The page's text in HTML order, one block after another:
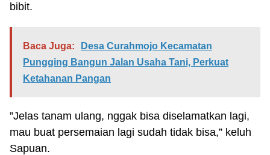
bibit.
Baca Juga:
Desa Curahmojo Kecamatan
Pungging Bangun Jalan Usaha Tani, Perkuat
Ketahanan Pangan
”Jelas tanam ulang, nggak bisa diselamatkan lagi,
mau buat persemaian lagi sudah tidak bisa,” keluh
Sapuan.